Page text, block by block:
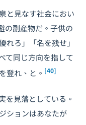
と見なす社会におい
の副産物だ。子供の
れろ」「名を残せ」
て同じ方向を指して
登れ、と。 [40]
を見落としている。
ションはあなたが